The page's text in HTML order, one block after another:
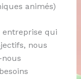
animés)
entreprise qui
nous